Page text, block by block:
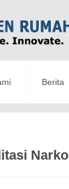
Berita